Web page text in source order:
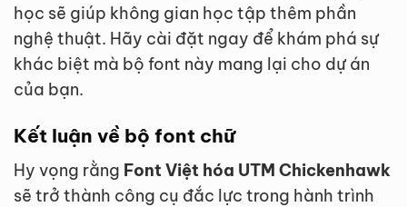
học sẽ giúp không gian học tập thêm phần
nghệ thuật. Hãy cài đặt ngay để khám phá sự
khác biệt mà bộ font này mang lại cho dự án
của bạn.
Kết luận về bộ font chữ
Hy vọng rằng Font Việt hóa UTM Chickenhawk
sẽ trở thành công cụ đắc lực trong hành trình